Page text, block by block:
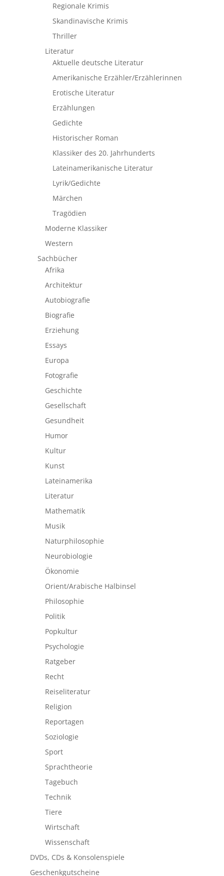
Regionale Krimis
Skandinavische Krimis
Thriller
Literatur
Aktuelle deutsche Literatur
Amerikanische Erzähler/Erzählerinnen
Erotische Literatur
Erzählungen
Gedichte
Historischer Roman
Klassiker des 20. Jahrhunderts
Lateinamerikanische Literatur
Lyrik/Gedichte
Märchen
Tragödien
Moderne Klassiker
Western
Sachbücher
Afrika
Architektur
Autobiografie
Biografie
Erziehung
Essays
Europa
Fotografie
Geschichte
Gesellschaft
Gesundheit
Humor
Kultur
Kunst
Lateinamerika
Literatur
Mathematik
Musik
Naturphilosophie
Neurobiologie
Ökonomie
Orient/Arabische Halbinsel
Philosophie
Politik
Popkultur
Psychologie
Ratgeber
Recht
Reiseliteratur
Religion
Reportagen
Soziologie
Sport
Sprachtheorie
Tagebuch
Technik
Tiere
Wirtschaft
Wissenschaft
DVDs, CDs & Konsolenspiele
Geschenkgutscheine